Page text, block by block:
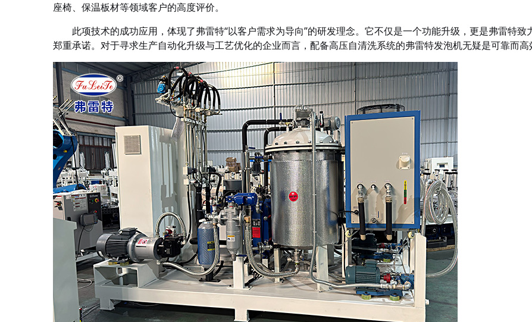
座椅、保温板材等领域客户的高度评价。
此项技术的成功应用，体现了弗雷特“以客户需求为导向”的研发理念。它不仅是一个功能升级，更是弗雷特
郑重承诺。对于寻求生产自动化升级与工艺优化的企业而言，配备高压自清洗系统的弗雷特发泡机无疑是可靠而高